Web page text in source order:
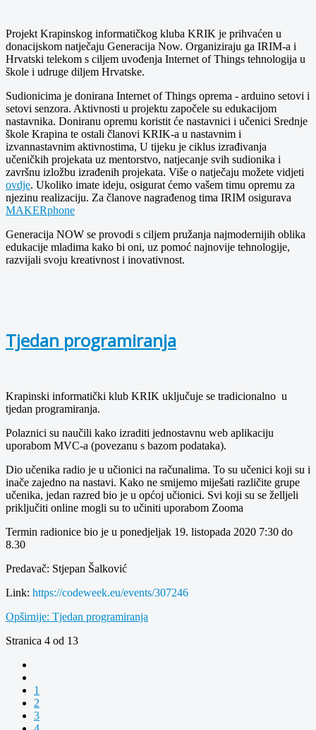
Projekt Krapinskog informatičkog kluba KRIK je prihvaćen u
donacijskom natječaju Generacija Now. Organiziraju ga IRIM-a i
Hrvatski telekom s ciljem uvođenja Internet of Things tehnologija u
škole i udruge diljem Hrvatske.
Sudionicima je donirana Internet of Things oprema - arduino setovi i
setovi senzora. Aktivnosti u projektu započele su edukacijom
nastavnika. Doniranu opremu koristit će nastavnici i učenici Srednje
škole Krapina te ostali članovi KRIK-a u nastavnim i
izvannastavnim aktivnostima, U tijeku je ciklus izrađivanja
učeničkih projekata uz mentorstvo, natjecanje svih sudionika i
završnu izložbu izrađenih projekata. Više o natječaju možete vidjeti
ovdje. Ukoliko imate ideju, osigurat ćemo vašem timu opremu za
njezinu realizaciju. Za članove nagrađenog tima IRIM osigurava
MAKERphone
Generacija NOW se provodi s ciljem pružanja najmodernijih oblika
edukacije mladima kako bi oni, uz pomoć najnovije tehnologije,
razvijali svoju kreativnost i inovativnost.
Tjedan programiranja
Krapinski informatički klub KRIK uključuje se tradicionalno u
tjedan programiranja.
Polaznici su naučili kako izraditi jednostavnu web aplikaciju
uporabom MVC-a (povezanu s bazom podataka).
Dio učenika radio je u učionici na računalima. To su učenici koji su i
inače zajedno na nastavi. Kako ne smijemo miješati različite grupe
učenika, jedan razred bio je u općoj učionici. Svi koji su se želljeli
priključiti online mogli su to učiniti uporabom Zooma
Termin radionice bio je u ponedjeljak 19. listopada 2020 7:30 do
8.30
Predavač: Stjepan Šalković
Link: https://codeweek.eu/events/307246
Opširnije: Tjedan programiranja
Stranica 4 od 13
1
2
3